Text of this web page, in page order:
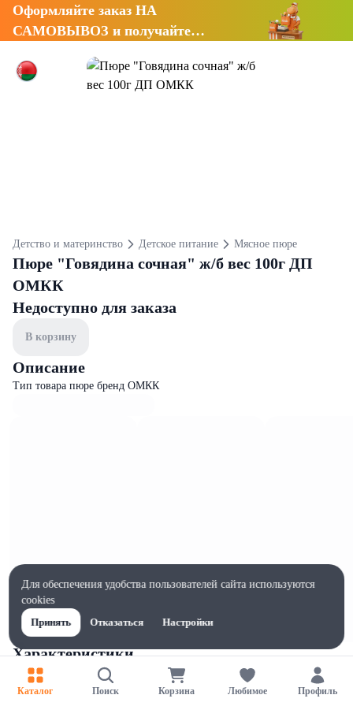
Оформляйте заказ НА
САМОВЫВОЗ и получайте
Детство и материнство Детское питание Мясное пюре
Пюре "Говядина сочная" ж/б вес 100г ДП
ОМКК
Недоступно для заказа
В корзину
Описание
Тип товара пюре бренд ОМКК
Характеристики
Ширина, мм
76
Каталог Поиск Корзина Любимое Профиль
Для обеспечения удобства пользователей сайта используются
cookies
Принять
Отказаться Настройки